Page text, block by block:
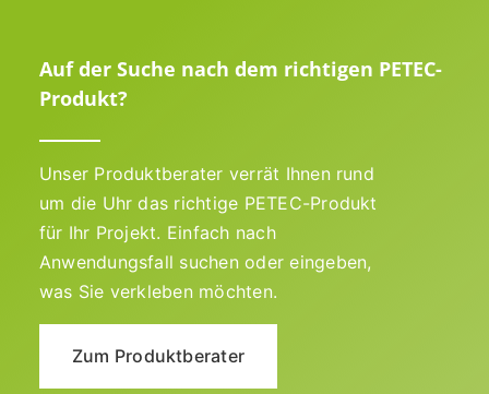
Auf der Suche nach dem richtigen PETEC-
Produkt?
Unser Produktberater verrät Ihnen rund
um die Uhr das richtige PETEC-Produkt
für Ihr Projekt. Einfach nach
Anwendungsfall suchen oder eingeben,
was Sie verkleben möchten.
Zum Produktberater